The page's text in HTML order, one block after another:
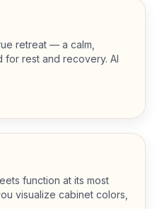
retreat — a calm,
for rest and recovery. AI
function at its most
visualize cabinet colors,